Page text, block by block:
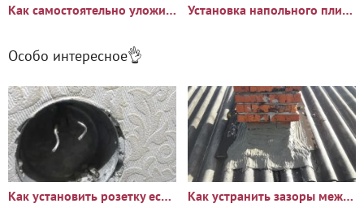
Как самостоятельно уложить декоративный кирпич. Мастер-класс Установка напольного плинтуса
Особо интересное👌
Как установить розетку если остались короткие провода Как устранить зазоры между печной трубой и шифером